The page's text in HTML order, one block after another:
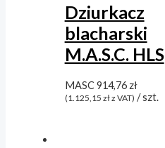
Dziurkacz
blacharski
M.A.S.C. HLS
MASC914,76 zł
(1.125,15 złz VAT) / szt.